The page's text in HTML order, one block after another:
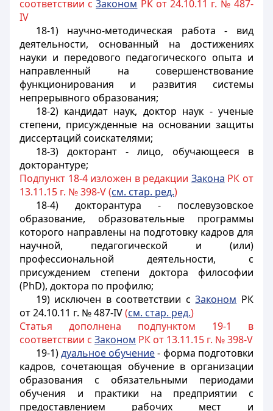
соответствии с3аконом РК от 24.10.11 г. № 487-
IV
18-1) научно-методическая работа - вид
деятельности, основанный на достижениях
науки и передового педагогического опыта и
направленный на совершенствование
функционирования и развития системы
непрерывного образования;
18-2) кандидат наук, доктор наук - ученые
степени, присужденные на основании защиты
диссертаций соискателями;
18-3) докторант - лицо, обучающееся в
докторантуре;
Подпункт 18-4 изложен в редакции Закона РК от
13.11.15 г. № 398-V (см. стар. ред.)
18-4) докторантура - послевузовское
образование, образовательные программы
которого направлены на подготовку кадров для
научной, педагогической и (или)
профессиональной деятельности, с
присуждением степени доктора философии
(PhD), доктора по профилю;
19) исключен в соответствии с3аконом РК
от 24.10.11 г. № 487-IV(см. стар. ред.)
Статья дополнена подпунктом 19-1 в
соответствии с Законом РК от 13.11.15 г. № 398-V
19-1)дуальное обучение- форма подготовки
кадров, сочетающая обучение в организации
образования с обязательными периодами
обучения и практики на предприятии с
предоставлением рабочих мест и